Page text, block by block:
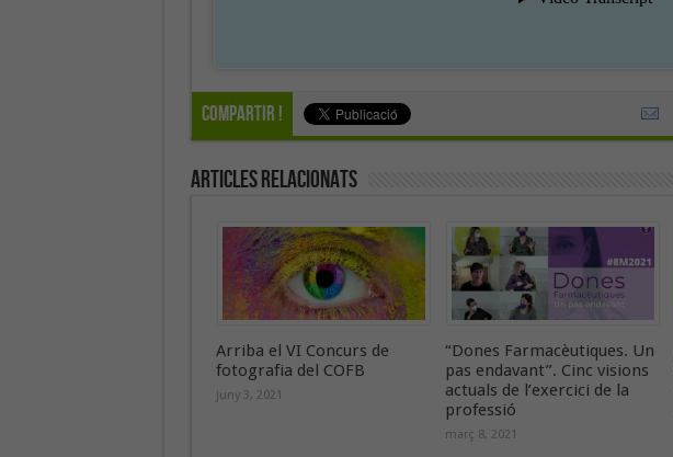
Compartir !
Articles Relacionats
Arriba el VI Concurs de
fotografia del COFB
juny 3, 2021
“Dones Farmacèutiques. Un
pas endavant”. Cinc visions
actuals de l’exercici de la
professió
març 8, 2021